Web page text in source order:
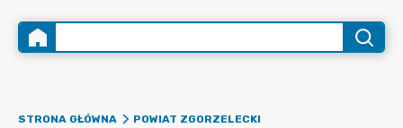
STRONA GŁÓWNA
POWIAT ZGORZELECKI